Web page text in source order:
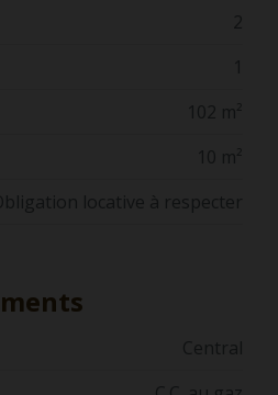
2
1
102 m²
10 m²
locative à respecter
Central